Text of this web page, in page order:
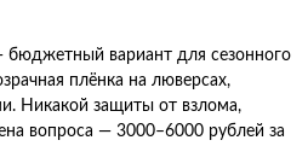
вариант для сезонного
плёнка на люверсах,
Никакой защиты от взлома,
вопроса — 3000–6000 рублей за